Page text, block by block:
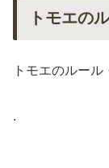
トモエの
トモエのルール
.